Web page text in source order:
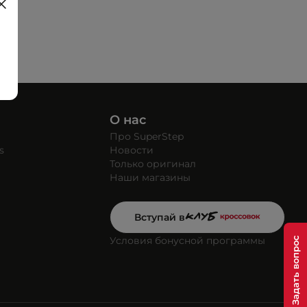
О нас
Про SuperStep
Новости
Только оригинал
Наши магазины
Вступай в
Условия бонусной программы